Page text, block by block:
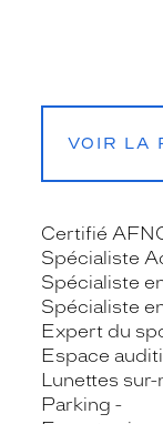
VOIR LA
Certifié
Spécialiste
Spécialiste
Spécialiste
Expert du
Espace
Lunettes
Parking